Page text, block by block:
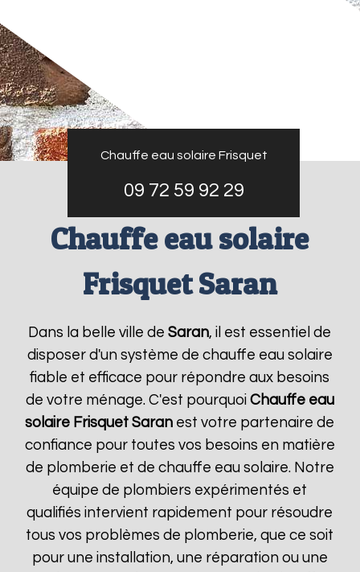
Chauffe eau solaire Frisquet
09 72 59 92 29
Chauffe eau solaire
Frisquet Saran
Dans la belle ville deSaran, il est essentiel de
disposer d'un système de chauffe eau solaire
fiable et efficace pour répondre aux besoins
de votre ménage. C'est pourquoi Chauffe eau
solaire Frisquet Saran est votre partenaire de
confiance pour toutes vos besoins en matière
de plomberie et de chauffe eau solaire. Notre
équipe de plombiers expérimentés et
qualifiés intervient rapidement pour résoudre
tous vos problèmes de plomberie, que ce soit
pour une installation, une réparation ou une